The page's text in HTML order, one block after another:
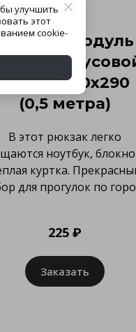
модуль
290х290
(0,5 метра)
В этот рюкзак легко
ноутбук,
куртка.
для прогулок по
225 ₽
Заказать
улучшить
этот
cookie-